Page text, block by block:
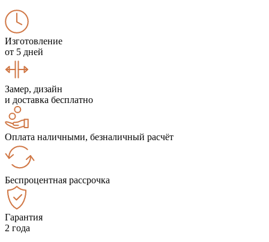
Изготовление
от 5 дней
Замер, дизайн
и доставка бесплатно
Оплата наличными, безналичный расчёт
Беспроцентная рассрочка
Гарантия
2 года